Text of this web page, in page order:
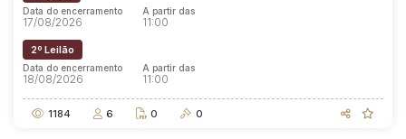
Data do encerramento
17/08/2026
A partir das
11:00
2º Leilão
Data do encerramento
18/08/2026
A partir das
11:00
1184 6 0 0